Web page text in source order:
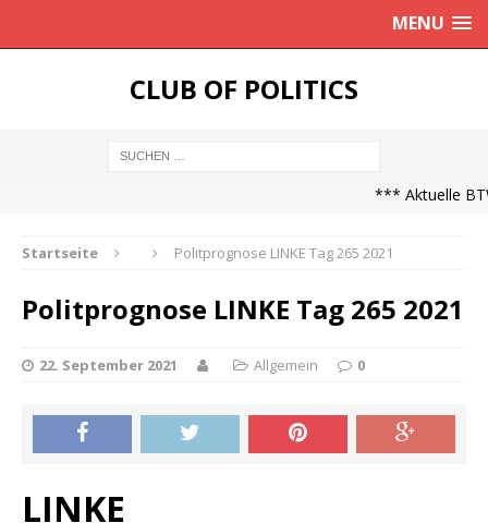
MENU
CLUB OF POLITICS
*** Aktuelle
Startseite Politprognose LINKE Tag 265 2021
Politprognose LINKE Tag 265 2021
22. September 2021 Allgemein 0
LINKE